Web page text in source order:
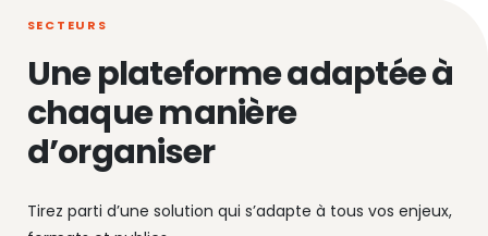
SECTEURS
Une plateforme adaptée à
chaque manière
d’organiser
Tirez parti d’une solution qui s’adapte à tous vos enjeux,